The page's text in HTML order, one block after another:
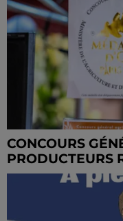
CONCOURS
PRODUCTEURS